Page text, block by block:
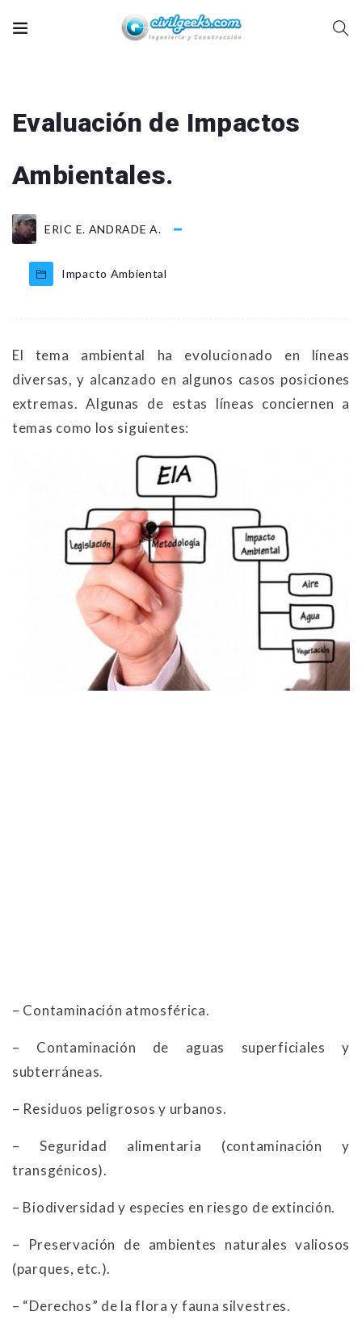
Evaluación de Impactos
Ambientales.
ERIC E. ANDRADE A.
Impacto Ambiental
El tema ambiental ha evolucionado en líneas
diversas, y alcanzado en algunos casos posiciones
extremas. Algunas de estas líneas conciernen a
temas como los siguientes:
– Contaminación atmosférica.
– Contaminación de aguas superficiales y
subterráneas.
– Residuos peligrosos y urbanos.
– Seguridad alimentaria (contaminación y
transgénicos).
– Biodiversidad y especies en riesgo de extinción.
– Preservación de ambientes naturales valiosos
(parques, etc.).
– “Derechos” de la flora y fauna silvestres.